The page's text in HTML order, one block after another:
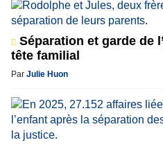
Séparation et garde de
tête familial
Par Julie Huon